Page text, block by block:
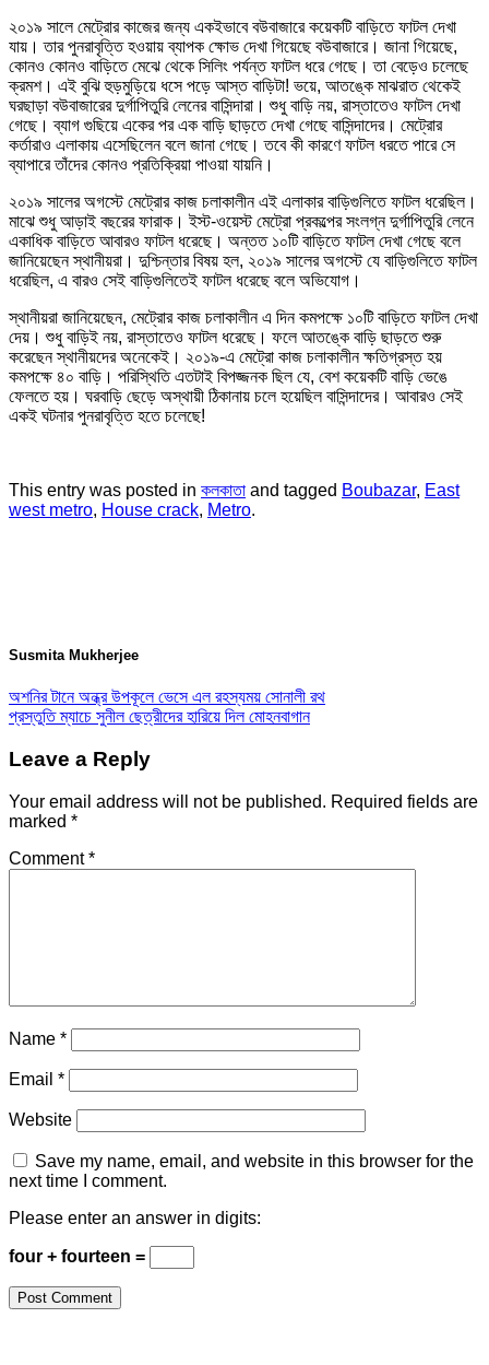
২০১৯ সালে মেট্রোর কাজের জন্য একইভাবে বউবাজারে কয়েকটি বাড়িতে ফাটল দেখা
যায়। তার পুনরাবৃত্তি হওয়ায় ব্যাপক ক্ষোভ দেখা গিয়েছে বউবাজারে। জানা গিয়েছে,
কোনও কোনও বাড়িতে মেঝে থেকে সিলিং পর্যন্ত ফাটল ধরে গেছে। তা বেড়েও চলেছে
ক্রমশ। এই বুঝি হুড়মুড়িয়ে ধসে পড়ে আস্ত বাড়িটা! ভয়ে, আতঙ্কে মাঝরাত থেকেই
ঘরছাড়া বউবাজারের দুর্গাপিতুরি লেনের বাসিন্দারা। শুধু বাড়ি নয়, রাস্তাতেও ফাটল দেখা
গেছে। ব্যাগ গুছিয়ে একের পর এক বাড়ি ছাড়তে দেখা গেছে বাসিন্দাদের। মেট্রোর
কর্তারাও এলাকায় এসেছিলেন বলে জানা গেছে। তবে কী কারণে ফাটল ধরতে পারে সে
ব্যাপারে তাঁদের কোনও প্রতিক্রিয়া পাওয়া যায়নি।
২০১৯ সালের অগস্টে মেট্রোর কাজ চলাকালীন এই এলাকার বাড়িগুলিতে ফাটল ধরেছিল।
মাঝে শুধু আড়াই বছরের ফারাক। ইস্ট-ওয়েস্ট মেট্রো প্রকল্পের সংলগ্ন দুর্গাপিতুরি লেনে
একাধিক বাড়িতে আবারও ফাটল ধরেছে। অন্তত ১০টি বাড়িতে ফাটল দেখা গেছে বলে
জানিয়েছেন স্থানীয়রা। দুশ্চিন্তার বিষয় হল, ২০১৯ সালের অগস্টে যে বাড়িগুলিতে ফাটল
ধরেছিল, এ বারও সেই বাড়িগুলিতেই ফাটল ধরেছে বলে অভিযোগ।
স্থানীয়রা জানিয়েছেন, মেট্রোর কাজ চলাকালীন এ দিন কমপক্ষে ১০টি বাড়িতে ফাটল দেখা
দেয়। শুধু বাড়িই নয়, রাস্তাতেও ফাটল ধরেছে। ফলে আতঙ্কে বাড়ি ছাড়তে শুরু
করেছেন স্থানীয়দের অনেকেই। ২০১৯-এ মেট্রো কাজ চলাকালীন ক্ষতিগ্রস্ত হয়
কমপক্ষে ৪০ বাড়ি। পরিস্থিতি এতটাই বিপজ্জনক ছিল যে, বেশ কয়েকটি বাড়ি ভেঙে
ফেলতে হয়। ঘরবাড়ি ছেড়ে অস্থায়ী ঠিকানায় চলে হয়েছিল বাসিন্দাদের। আবারও সেই
একই ঘটনার পুনরাবৃত্তি হতে চলেছে!
This entry was posted in কলকাতা and tagged Boubazar, East
west metro, House crack, Metro.
Susmita Mukherjee
অশনির টানে অন্ধ্র উপকূলে ভেসে এল রহস্যময় সোনালী রথ
প্রস্তুতি ম্যাচে সুনীল ছেত্রীদের হারিয়ে দিল মোহনবাগান
Leave a Reply
Your email address will not be published. Required fields are
marked *
Comment*
Name *
Email *
Website
Save my name, email, and website in this browser for the
next time I comment.
Please enter an answer in digits:
four + fourteen =